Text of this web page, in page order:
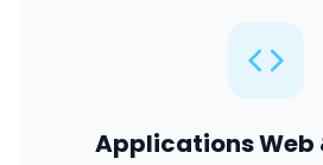
Applications Web